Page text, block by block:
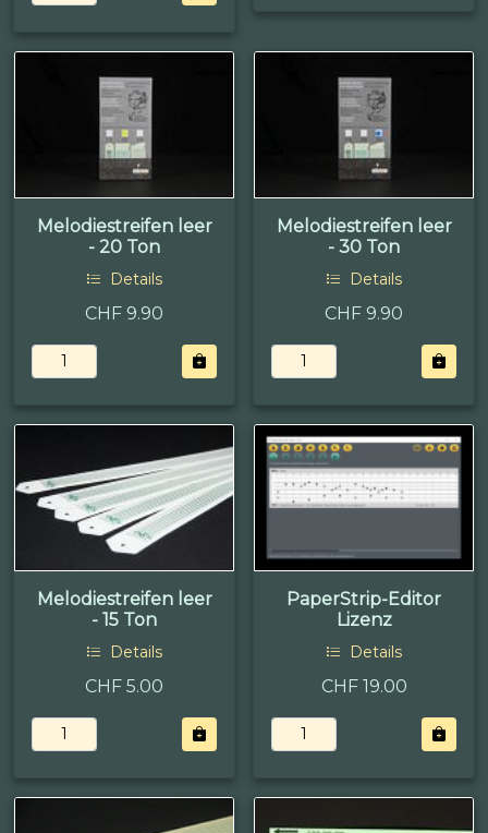
Melodiestreifen leer
- 20 Ton
Details
CHF 9.90
Melodiestreifen leer
- 30 Ton
Details
CHF 9.90
Melodiestreifen leer
- 15 Ton
Details
CHF 5.00
PaperStrip-Editor
Lizenz
Details
CHF 19.00